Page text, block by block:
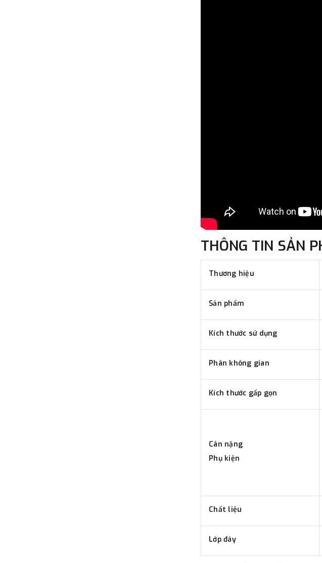
THÔNG TIN
Thương hiệu
Sản phẩm
Kích thước sử dụng
Phân không gian
Kích thước gấp gọn
Cân nặng
Phụ kiện
Chất liệu
Lớp đáy